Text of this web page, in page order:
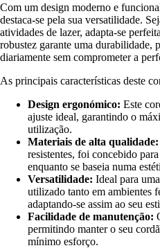
Com um design moderno e
destaca-se pela sua versatilidade.
atividades de lazer, adapta-se
robustez garante uma durabilidade,
diariamente sem comprometer a
As principais características deste
Design ergonómico: Este
ajuste ideal, garantindo o
utilização.
Materiais de alta qualidade:
resistentes, foi concebido
enquanto se baseia numa
Versatilidade: Ideal para
utilizado tanto em ambientes
adaptando-se assim ao seu
Facilidade de manutenção:
permitindo manter o seu
mínimo esforço.